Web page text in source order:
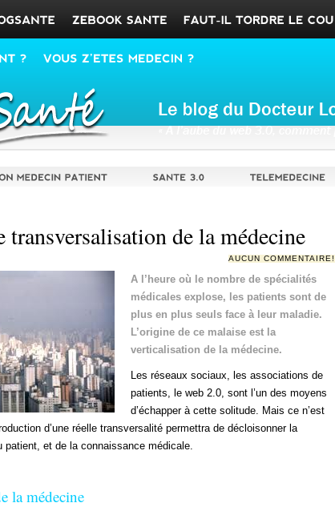
transversalisation de la médecine
AUCUN COMMENTAIRE!
A l’heure où le nombre de spécialités
médicales explose, les patients sont de
plus en plus seuls face à leur maladie.
L’origine de ce malaise est la
verticalisation de la médecine.
Les réseaux sociaux, les associations de
patients, le web 2.0, sont l’un des moyens
d’échapper à cette solitude. Mais ce n’est
d’une réelle transversalité permettra de décloisonner la
patient, et de la connaissance médicale.
la médecine